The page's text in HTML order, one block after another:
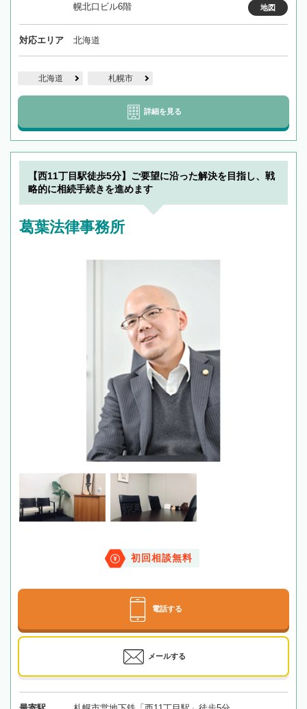
幌北口ビル6階
地図
対応エリア 北海道
北海道 札幌市
詳細を見る
【西11丁目駅徒歩5分】ご要望に沿った解決を目指し、戦
略的に相続手続きを進めます
葛葉法律事務所
初回相談無料
電話する
メールする